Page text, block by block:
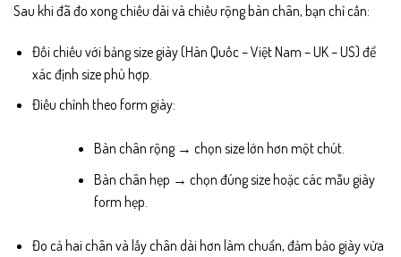
Sau khi đã đo xong chiều dài và chiều rộng bàn chân, bạn chỉ cần:
Đối chiếu với bảng size giày (Hàn Quốc – Việt Nam – UK – US) để
xác định size phù hợp.
Điều chỉnh theo form giày:
Bàn chân rộng → chọn size lớn hơn một chút.
Bàn chân hẹp → chọn đúng size hoặc các mẫu giày
form hẹp.
Đo cả hai chân và lấy chân dài hơn làm chuẩn, đảm bảo giày vừa